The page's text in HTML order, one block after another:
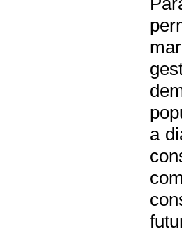
a